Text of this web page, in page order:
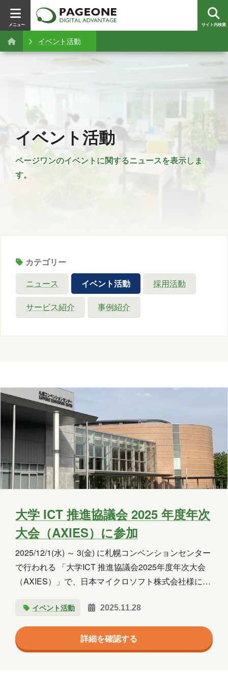
メニュー サイト内検索
イベント活動
イベント活動
ページワンのイベントに関するニュースを表示しま
す。
カテゴリー
ニュース
イベント活動
採用活動
サービス紹介
事例紹介
大学 ICT 推進協議会 2025 年度年次
大会（AXIES）に参加
2025/12/1(水) ～ 3(金) に札幌コンベンションセンター
で行われる 「大学ICT 推進協議会2025年度年次大会
（AXIES）」で、日本マイクロソフト株式会社様によ
ビスをご紹介いただきます。
イベント活動 2025.11.28
詳細を確認する